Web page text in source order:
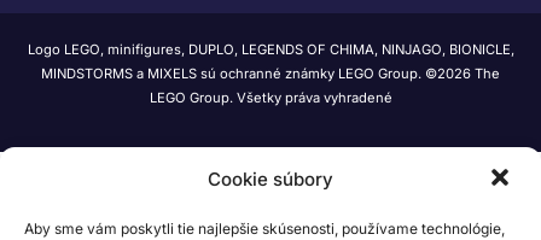
Cookie súbory
Aby sme vám poskytli tie najlepšie skúsenosti, používame technológie,
Logo LEGO, minifigures, DUPLO, LEGENDS OF CHIMA, NINJAGO, BIONICLE,
MINDSTORMS a MIXELS sú ochranné známky LEGO Group. ©2026 The
LEGO Group. Všetky práva vyhradené